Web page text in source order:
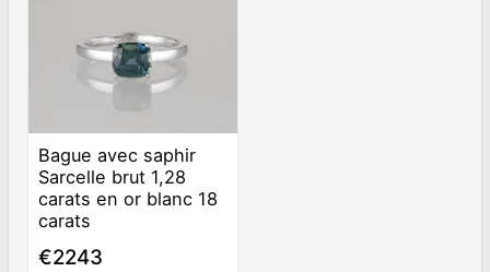
Bague avec saphir
Sarcelle brut 1,28
carats en or blanc 18
carats
€2243